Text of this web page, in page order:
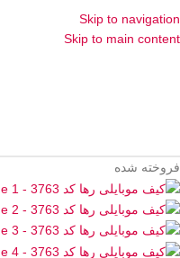
Skip to navigation
Skip to main content
فروخته شده